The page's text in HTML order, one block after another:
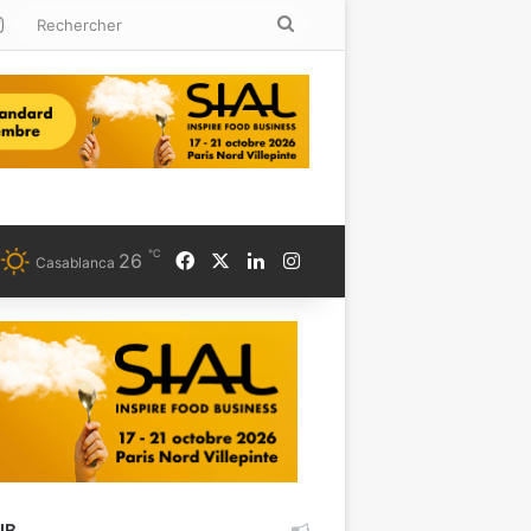
Instagram
Casablanca 26 ℃ FacebookLinkedinInstagram